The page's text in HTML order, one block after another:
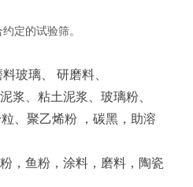
定的试验筛。
玻璃、 研磨料、
土泥浆、玻璃粉、
烯粉 ，碳黑，助溶
，涂料，磨料，陶瓷